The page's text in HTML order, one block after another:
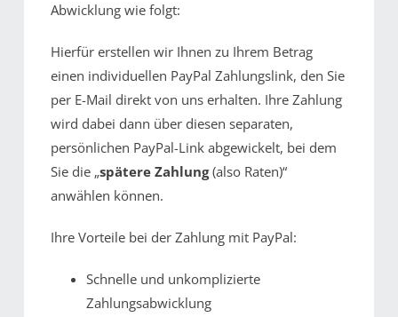
Abwicklung wie folgt:
Hierfür erstellen wir Ihnen zu Ihrem Betrag
einen individuellen PayPal Zahlungslink, den Sie
per E-Mail direkt von uns erhalten. Ihre Zahlung
wird dabei dann über diesen separaten,
persönlichen PayPal-Link abgewickelt, bei dem
Sie die „spätere Zahlung(also Raten)“
anwählen können.
Ihre Vorteile bei der Zahlung mit PayPal:
Schnelle und unkomplizierte
Zahlungsabwicklung